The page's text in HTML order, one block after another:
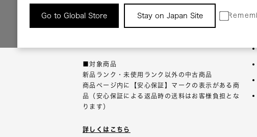
Go to Global Store Stay on Japan Site
返品について
■対象商品
新品ランク・未使用ランク以外の中古商品
商品ページ内に【安心保証】マークの表示がある商
品（安心保証による返品時の送料はお客様負担とな
ります）
詳しくはこちら